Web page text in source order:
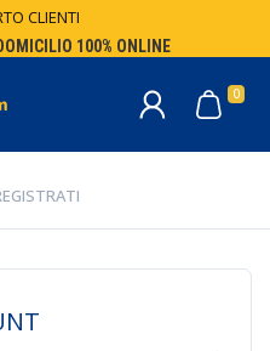
CLIENTI
100% ONLINE
0